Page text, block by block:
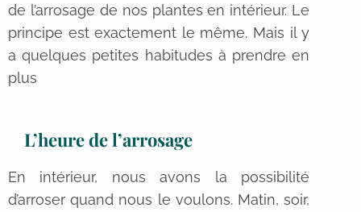
de l’arrosage de nos plantes en intérieur. Le
principe est exactement le même. Mais il y
a quelques petites habitudes à prendre en
plus
L’heure de l’arrosage
En intérieur, nous avons la possibilité
d’arroser quand nous le voulons. Matin, soir,